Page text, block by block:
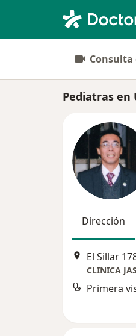
Pediatras en
Dirección
El Sillar
CLINICA
Primera